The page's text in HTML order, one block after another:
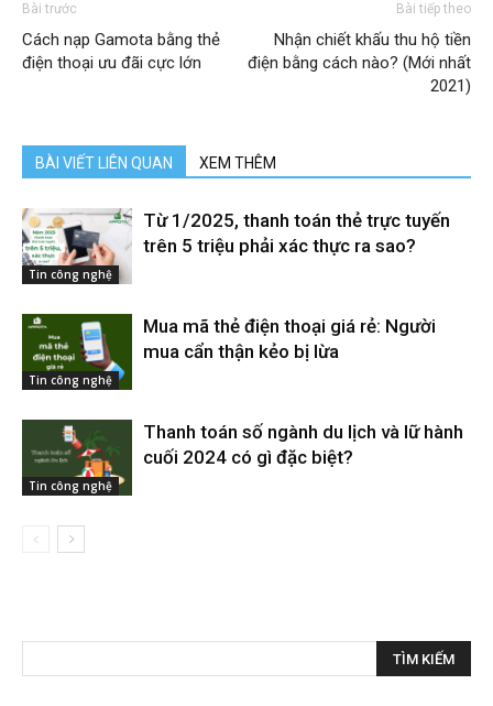
Bài trước
Cách nạp Gamota bằng thẻ
điện thoại ưu đãi cực lớn
Bài tiếp theo
Nhận chiết khấu thu hộ tiền
điện bằng cách nào? (Mới nhất
2021)
BÀI VIẾT LIÊN QUAN XEM THÊM
Tin công nghệ
Từ 1/2025, thanh toán thẻ trực tuyến
trên 5 triệu phải xác thực ra sao?
Tin công nghệ
Mua mã thẻ điện thoại giá rẻ: Người
mua cẩn thận kẻo bị lừa
Tin công nghệ
Thanh toán số ngành du lịch và lữ hành
cuối 2024 có gì đặc biệt?